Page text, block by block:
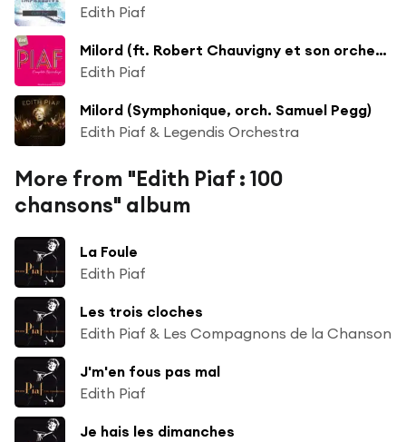
Edith Piaf
Milord (ft. Robert Chauvigny et son orchestre)
Edith Piaf
Milord (Symphonique, orch. Samuel Pegg)
Edith Piaf & Legendis Orchestra
More from "Edith Piaf : 100
chansons" album
La Foule
Edith Piaf
Les trois cloches
Edith Piaf & Les Compagnons de la Chanson
J'm'en fous pas mal
Edith Piaf
Je hais les dimanches